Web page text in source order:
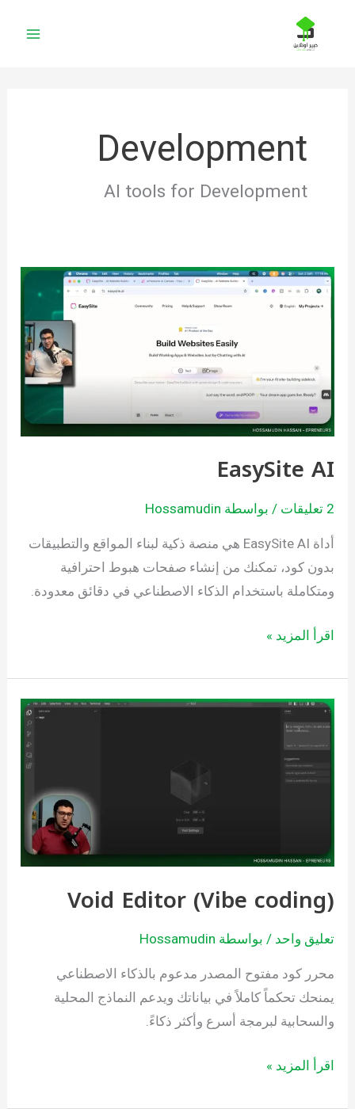
Development
AI tools for Development
EasySite AI
2 تعليقات / بواسطة Hossamudin
أداة EasySite AI هي منصة ذكية لبناء المواقع والتطبيقات
بدون كود، تمكنك من إنشاء صفحات هبوط احترافية
ومتكاملة باستخدام الذكاء الاصطناعي في دقائق معدودة.
EasySite
AI
اقرأ المزيد »
Void Editor (Vibe coding)
تعليق واحد / بواسطة Hossamudin
محرر كود مفتوح المصدر مدعوم بالذكاء الاصطناعي
يمنحك تحكماً كاملاً في بياناتك ويدعم النماذج المحلية
والسحابية لبرمجة أسرع وأكثر ذكاءً.
Void
Editor
coding)
اقرأ المزيد »